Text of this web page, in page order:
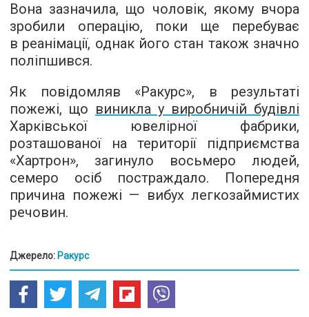
Вона зазначила, що чоловік, якому вчора
зробили операцію, поки ще перебуває
в реанімації, однак його стан також значно
поліпшився.
Як повідомляв «Ракурс», в результаті
пожежі, що виникла у виробничій будівлі
Харківської ювелірної фабрики,
розташованої на території підприємства
«Хартрон», загинуло восьмеро людей,
семеро осіб постраждало. Попередня
причина пожежі — вибух легкозаймистих
речовин.
Джерело: Ракурс